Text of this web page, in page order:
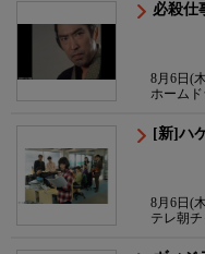
必殺
8月6日(
ホーム
[新]ハ
8月6日(
テレ朝